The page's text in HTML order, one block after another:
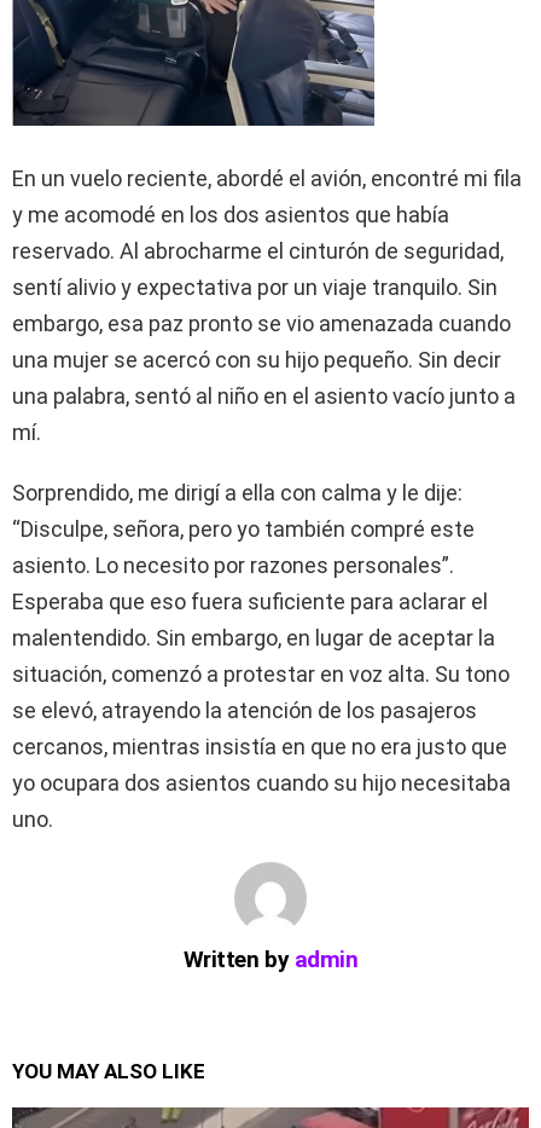
En un vuelo reciente, abordé el avión, encontré mi fila
y me acomodé en los dos asientos que había
reservado. Al abrocharme el cinturón de seguridad,
sentí alivio y expectativa por un viaje tranquilo. Sin
embargo, esa paz pronto se vio amenazada cuando
una mujer se acercó con su hijo pequeño. Sin decir
una palabra, sentó al niño en el asiento vacío junto a
mí.
Sorprendido, me dirigí a ella con calma y le dije:
“Disculpe, señora, pero yo también compré este
asiento. Lo necesito por razones personales”.
Esperaba que eso fuera suficiente para aclarar el
malentendido. Sin embargo, en lugar de aceptar la
situación, comenzó a protestar en voz alta. Su tono
se elevó, atrayendo la atención de los pasajeros
cercanos, mientras insistía en que no era justo que
yo ocupara dos asientos cuando su hijo necesitaba
uno.
Written by admin
YOU MAY ALSO LIKE